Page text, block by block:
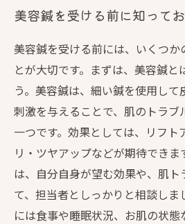
美容鍼を受ける前に知って
美容鍼を受ける前には、いくつか
とが大切です。まずは、美容鍼と
う。美容鍼は、細い鍼を使用し
刺激を与えることで、肌のトラブ
一つです。効果としては、リフト
リ・ツヤアップなどが期待でき
は、自分自身が望む効果や、肌
て、担当者としっかりと相談しま
には食事や睡眠状況、お肌の状